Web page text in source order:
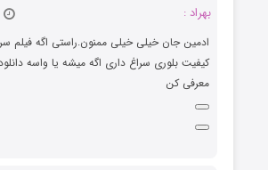
بهراد :
کیفیت بلوری سراغ داری اگه میشه یا واسه
معرفی کن